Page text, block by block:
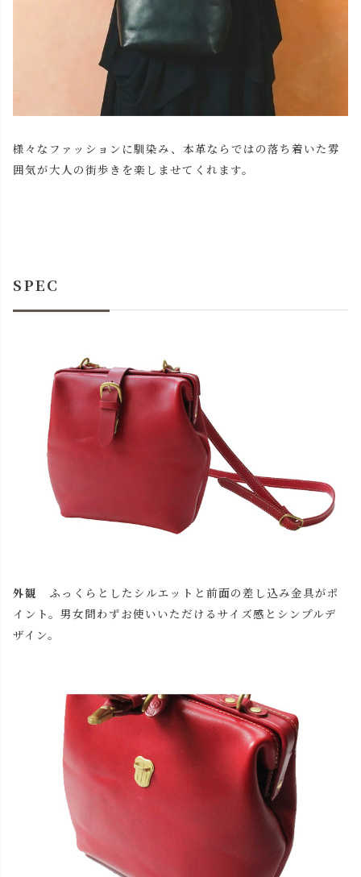
様々なファッションに馴染み、本革ならではの落ち着いた雰
囲気が大人の街歩きを楽しませてくれます。
SPEC
外観 ふっくらとしたシルエットと前面の差し込み金具がポ
イント。男女問わずお使いいただけるサイズ感とシンプルデ
ザイン。